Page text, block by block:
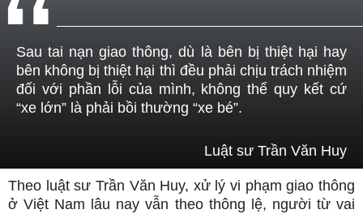
Sau tai nạn giao thông, dù là bên bị thiệt hại hay
bên không bị thiệt hại thì đều phải chịu trách nhiệm
đối với phần lỗi của mình, không thể quy kết cứ
“xe lớn” là phải bồi thường “xe bé”.
Luật sư Trần Văn Huy
Theo luật sư Trần Văn Huy, xử lý vi phạm giao thông
ở Việt Nam lâu nay vẫn theo thông lệ, người từ vai